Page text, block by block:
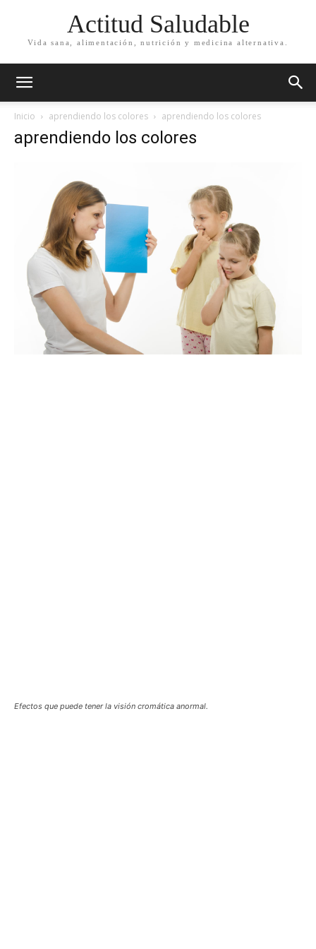
Actitud Saludable
Vida sana, alimentación, nutrición y medicina alternativa.
Inicio aprendiendo los colores aprendiendo los colores
aprendiendo los colores
Efectos que puede tener la visión cromática anormal.